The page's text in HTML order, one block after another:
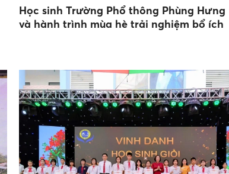
Học sinh Trường Phổ thông Phùng Hưng
và hành trình mùa hè trải nghiệm bổ ích